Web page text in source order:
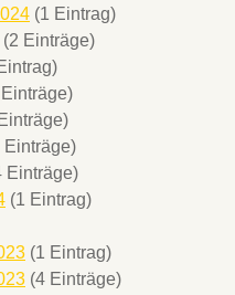
(1 Eintrag)
(2 Einträge)
Einträge)
Einträge)
(1 Eintrag)
(1 Eintrag)
(4 Einträge)